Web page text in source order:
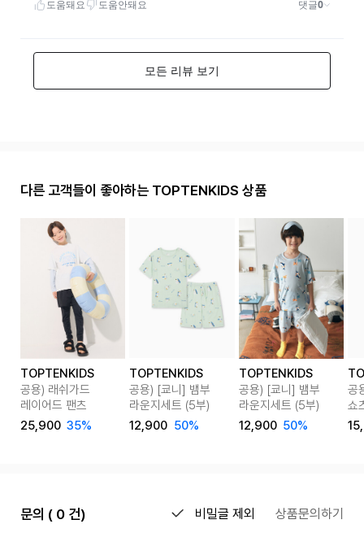
다른 고객들이 좋아하는 TOPTENKIDS 상품
TOPTENKIDS
공용) 래쉬가드
레이어드 팬츠
25,900 35%
TOPTENKIDS
공용) [쿄니] 뱀부
라운지세트 (5부)
12,900 50%
TOPTENKIDS
공용) [쿄니] 뱀부
라운지세트 (5부)
12,900 50%
공
쇼
문의 ( 0 건) 비밀글 제외 상품문의하기